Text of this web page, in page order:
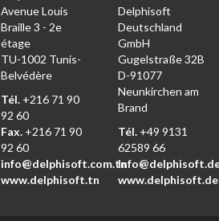
Avenue Louis
Braille 3 - 2e
étage
TU-1002 Tunis-
Belvédère
Tél. +216 71 90
92 60
Fax. +216 71 90
92 60
info@delphisoft.com.tn
www.delphisoft.tn
Delphisoft
Deutschland
GmbH
Gugelstraße 32B
D-91077
Neunkirchen am
Brand
Tél. +49 9131
62589 66
www.delphisoft.de